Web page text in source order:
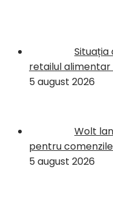
Situația
retailul alimentar
5 august 2026
Wolt
pentru
5 august 2026